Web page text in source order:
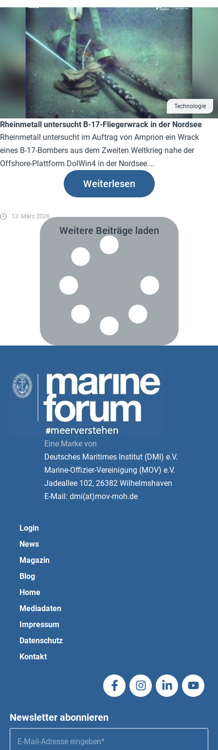
Technologie
Rheinmetall untersucht B-17-Fliegerwrack in der Nordsee
Rheinmetall untersucht im Auftrag von Amprion ein Wrack
eines B-17-Bombers aus dem Zweiten Weltkrieg nahe der
Offshore-Plattform DolWin4 in der Nordsee....
13. März 2026
Weiterlesen
Weitere Beiträge laden
Eine Marke von
Deutsches Maritimes Institut (DMI) e.V.
Marine-Offizier-Vereinigung (MOV) e.V.
Jadeallee 102, 26382 Wilhelmshaven
E-Mail: dmi(at)mov-moh.de
Login
News
Magazin
Blog
Home
Mediadaten
Impressum
Datenschutz
Kontakt
Newsletter abonnieren